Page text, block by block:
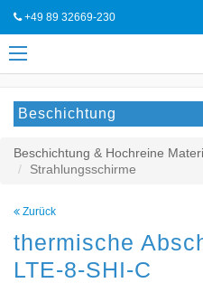
+49 89 32669-230
Beschichtung
Beschichtung & Hochreine
Strahlungsschirme
Zurück
thermische
LTE-8-SHI-C